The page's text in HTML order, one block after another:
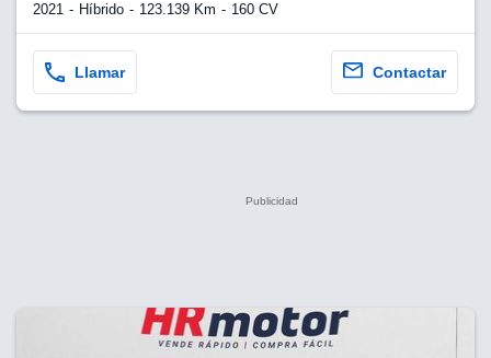
2021 Híbrido 123.139 Km 160 CV
Llamar Contactar